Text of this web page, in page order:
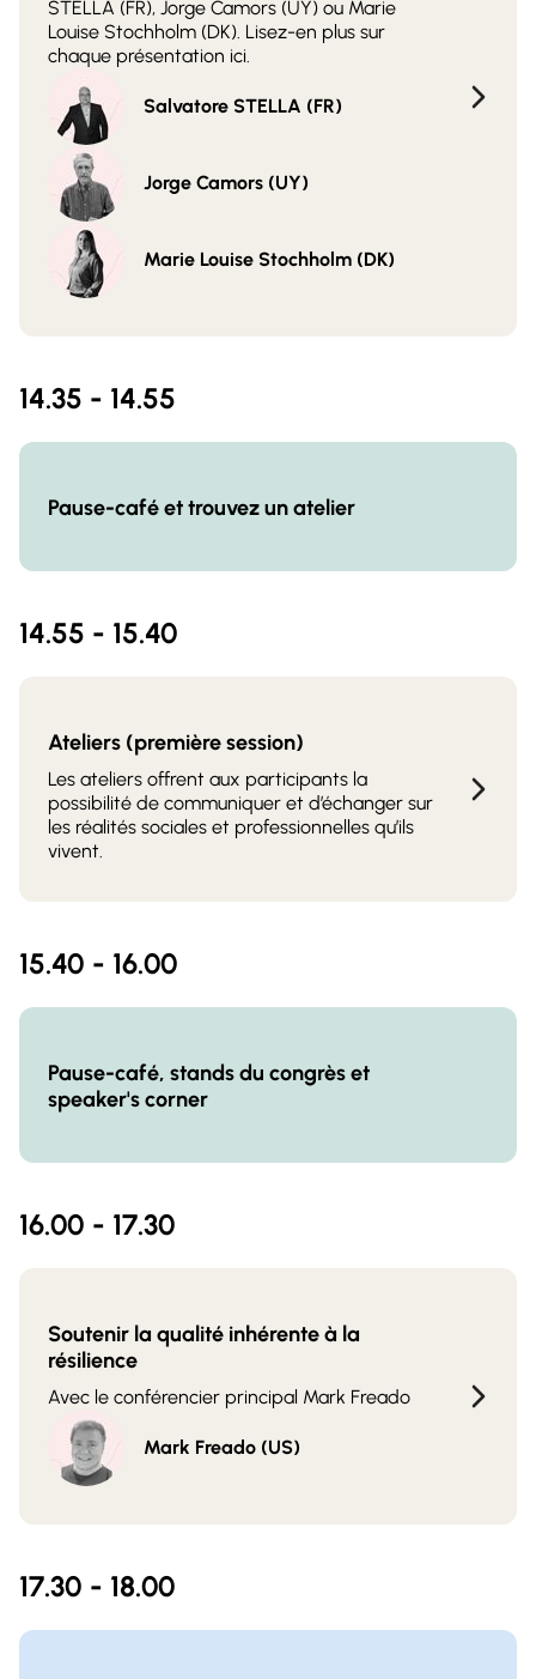
STELLA (FR), Jorge Camors (UY) ou Marie
Louise Stochholm (DK). Lisez-en plus sur
chaque présentation ici.
Salvatore STELLA (FR)
Jorge Camors (UY)
Marie Louise Stochholm (DK)
14.35 - 14.55
Pause-café et trouvez un atelier
14.55 - 15.40
Ateliers (première session)
Les ateliers offrent aux participants la
possibilité de communiquer et d’échanger sur
les réalités sociales et professionnelles qu’ils
vivent.
15.40 - 16.00
Pause-café, stands du congrès et
speaker's corner
16.00 - 17.30
Soutenir la qualité inhérente à la
résilience
Avec le conférencier principal Mark Freado
Mark Freado (US)
17.30 - 18.00